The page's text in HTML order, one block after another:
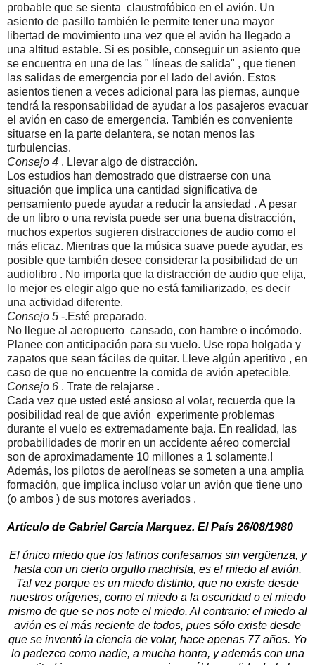
probable que se sienta claustrofóbico en el avión. Un
asiento de pasillo también le permite tener una mayor
libertad de movimiento una vez que el avión ha llegado a
una altitud estable. Si es posible, conseguir un asiento que
se encuentra en una de las " líneas de salida" , que tienen
las salidas de emergencia por el lado del avión. Estos
asientos tienen a veces adicional para las piernas, aunque
tendrá la responsabilidad de ayudar a los pasajeros evacuar
el avión en caso de emergencia. También es conveniente
situarse en la parte delantera, se notan menos las
turbulencias.
Consejo 4 . Llevar algo de distracción.
Los estudios han demostrado que distraerse con una
situación que implica una cantidad significativa de
pensamiento puede ayudar a reducir la ansiedad . A pesar
de un libro o una revista puede ser una buena distracción,
muchos expertos sugieren distracciones de audio como el
más eficaz. Mientras que la música suave puede ayudar, es
posible que también desee considerar la posibilidad de un
audiolibro . No importa que la distracción de audio que elija,
lo mejor es elegir algo que no está familiarizado, es decir
una actividad diferente.
Consejo 5 -.Esté preparado.
No llegue al aeropuerto cansado, con hambre o incómodo.
Planee con anticipación para su vuelo. Use ropa holgada y
zapatos que sean fáciles de quitar. Lleve algún aperitivo , en
caso de que no encuentre la comida de avión apetecible.
Consejo 6 . Trate de relajarse .
Cada vez que usted esté ansioso al volar, recuerda que la
posibilidad real de que avión experimente problemas
durante el vuelo es extremadamente baja. En realidad, las
probabilidades de morir en un accidente aéreo comercial
son de aproximadamente 10 millones a 1 solamente.!
Además, los pilotos de aerolíneas se someten a una amplia
formación, que implica incluso volar un avión que tiene uno
(o ambos ) de sus motores averiados .
Artículo de Gabriel García Marquez. El País 26/08/1980
El único miedo que los latinos confesamos sin vergüenza, y
hasta con un cierto orgullo machista, es el miedo al avión.
Tal vez porque es un miedo distinto, que no existe desde
nuestros orígenes, como el miedo a la oscuridad o el miedo
mismo de que se nos note el miedo. Al contrario: el miedo al
avión es el más reciente de todos, pues sólo existe desde
que se inventó la ciencia de volar, hace apenas 77 años. Yo
lo padezco como nadie, a mucha honra, y además con una